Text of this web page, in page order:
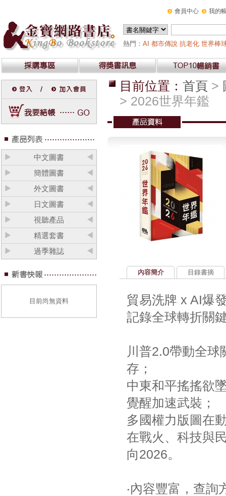
會員中心 我的
熱門： AI 都市傳說 抗老化 世界棒
中文圖書
簡體圖書
外文圖書
日文圖書
視聽產品
精選套書
過季雜誌
目前尚無資料
目前位置： 首頁 >
> 2026世界年鑑
內容簡介 目錄書摘
貿易洗牌 x AI爆
記錄全球轉折關
川普2.0帶動全
存；
中東和平搖搖欲
覺醒加速武裝；
多國權力版圖在
在戰火、科技與
向2026。
‧內容豐富，查詢